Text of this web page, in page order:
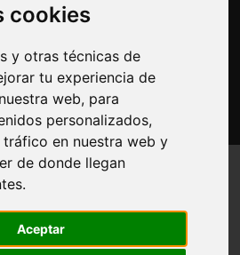
cookies
y otras técnicas de
tu experiencia de
web, para
personalizados,
tráfico en nuestra web y
de donde llegan
Aceptar
PATRIMONIO
de Torres
Patrimonio Militar
de Fotos